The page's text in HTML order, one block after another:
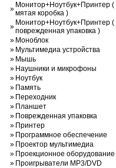
» Монитор+Ноутбук+Принтер (
мятая коробка )
» Монитор+Ноутбук+Принтер (
поврежденная упаковка )
» Моноблок
» Мультимедиа устройства
» Мышь
» Наушники и микрофоны
» Ноутбук
» Память
» Переходник
» Планшет
» Поврежденная упаковка
» Принтер
» Программное обеспечение
» Проектор мультимедиа
» Проекционное оборудование
» Проигрыватели MP3/DVD